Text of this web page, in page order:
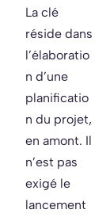
La clé
réside dans
l’élaboratio
n d’une
planificatio
n du projet,
en amont. Il
n’est pas
exigé le
lancement